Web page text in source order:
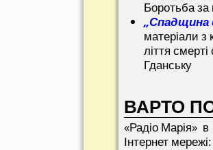
Боротьба за
„Спадщина
матеріали з
ліття
Гданську
ВАРТО
«Радіо Марія»
Інтернет мережі: